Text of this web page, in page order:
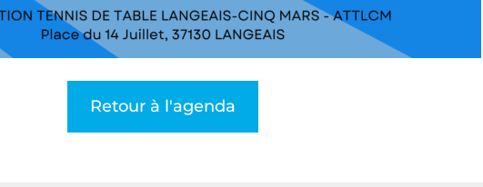
Retour à l'agenda